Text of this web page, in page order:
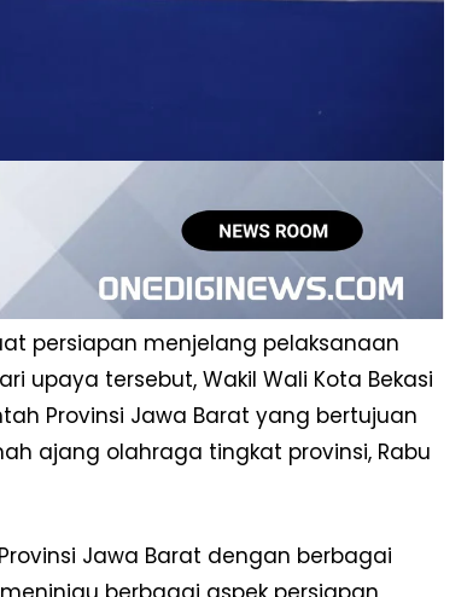
persiapan menjelang pelaksanaan
upaya tersebut, Wakil Wali Kota Bekasi
Provinsi Jawa Barat yang bertujuan
ajang olahraga tingkat provinsi, Rabu
Jawa Barat dengan berbagai